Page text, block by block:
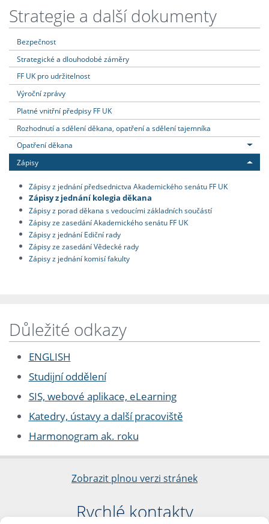
Strategie a další dokumenty
Bezpečnost
Strategické a dlouhodobé záměry
FF UK pro udržitelnost
Výroční zprávy
Platné vnitřní předpisy FF UK
Rozhodnutí a sdělení děkana, opatření a sdělení tajemníka
Opatření děkana
Zápisy
Zápisy z jednání předsednictva Akademického senátu FF UK
Zápisy z jednání kolegia děkana
Zápisy z porad děkana s vedoucími základních součástí
Zápisy ze zasedání Akademického senátu FF UK
Zápisy z jednání Ediční rady
Zápisy ze zasedání Vědecké rady
Zápisy z jednání komisí fakulty
Důležité odkazy
ENGLISH
Studijní oddělení
SIS, webové aplikace, eLearning
Katedry, ústavy a další pracoviště
Harmonogram ak. roku
Zobrazit plnou verzi stránek
Rychlé kontakty